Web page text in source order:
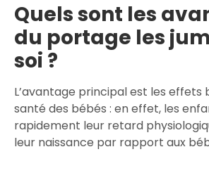
Quels sont les
du portage les
soi ?
L’avantage principal est les effets
santé des bébés : en effet, les
rapidement leur retard
leur naissance par rapport aux